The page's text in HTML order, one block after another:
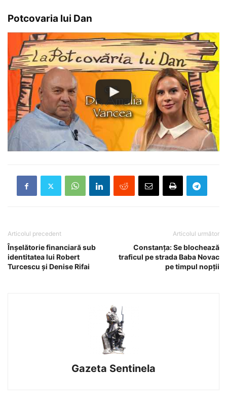
Potcovaria lui Dan
Articolul precedent
Înșelătorie financiară sub
identitatea lui Robert
Turcescu și Denise Rifai
Articolul următor
Constanța: Se blochează
traficul pe strada Baba Novac
pe timpul nopții
Gazeta Sentinela